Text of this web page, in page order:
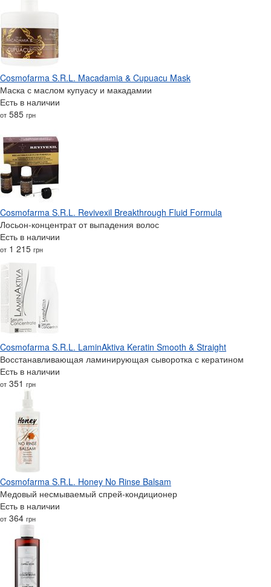
Cosmofarma S.R.L. Macadamia & Cupuacu Mask
Маска с маслом купуасу и макадамии
Есть в наличии
от 585 грн
Cosmofarma S.R.L. Revivexil Breakthrough Fluid Formula
Лосьон-концентрат от выпадения волос
Есть в наличии
от 1 215 грн
Cosmofarma S.R.L. LaminAktiva Keratin Smooth & Straight
Восстанавливающая ламинирующая сыворотка с кератином
Есть в наличии
от 351 грн
Cosmofarma S.R.L. Honey No Rinse Balsam
Медовый несмываемый спрей-кондиционер
Есть в наличии
от 364 грн